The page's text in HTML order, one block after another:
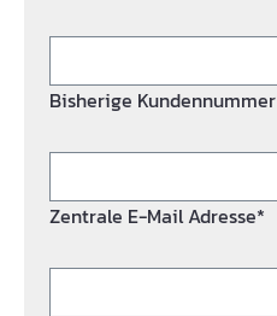
Bisherige Kundennummer
Zentrale E-Mail Adresse*